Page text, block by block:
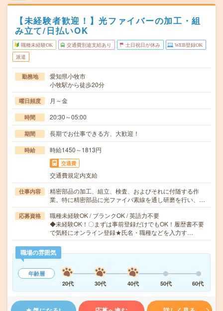
【未経験者歓迎！】光ファイバーの加工・組
み立て/日払いOK
職種未経験OK 交通費別途支給あり 土日祝日が休み WEB登録OK
派遣
勤務地
愛知県小牧市
小牧駅から徒歩20分
曜日頻度 月～金
時間 20:30～05:00
期間 長期でお仕事できる方、大歓迎！
時給 時給1450～1813円
交通費
交通費規定内支給
仕事内容
精密部品の加工、組立、検査、およびそれに付随する作
業。特に精密部品に光ファイバ素線を通し研磨を行い、…
応募資格
職種未経験OK / ブランクOK / 英語力不要
◆未経験OK！〇まずは事前登録だけでもOK！履歴書不要
で気軽にオンライン登録★氏名・職種などを入力す…
職場の雰囲気
年齢層
20代
30代 40代 50代 60代